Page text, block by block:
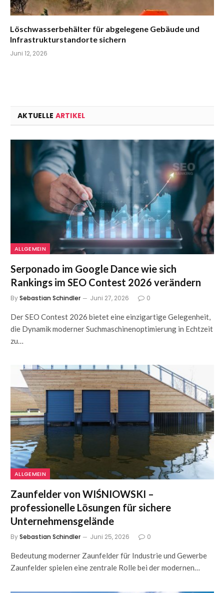
Löschwasserbehälter für abgelegene Gebäude und
Infrastrukturstandorte sichern
Juni 12, 2026
AKTUELLE ARTIKEL
ALLGEMEIN
Serponado im Google Dance wie sich
Rankings im SEO Contest 2026 verändern
BySebastian Schindler Juni 27, 2026 0
Der SEO Contest 2026 bietet eine einzigartige Gelegenheit,
die Dynamik moderner Suchmaschinenoptimierung in Echtzeit
zu…
ALLGEMEIN
Zaunfelder von WIŚNIOWSKI –
professionelle Lösungen für sichere
Unternehmensgelände
BySebastian Schindler Juni 25, 2026 0
Bedeutung moderner Zaunfelder für Industrie und Gewerbe
Zaunfelder spielen eine zentrale Rolle bei der modernen…